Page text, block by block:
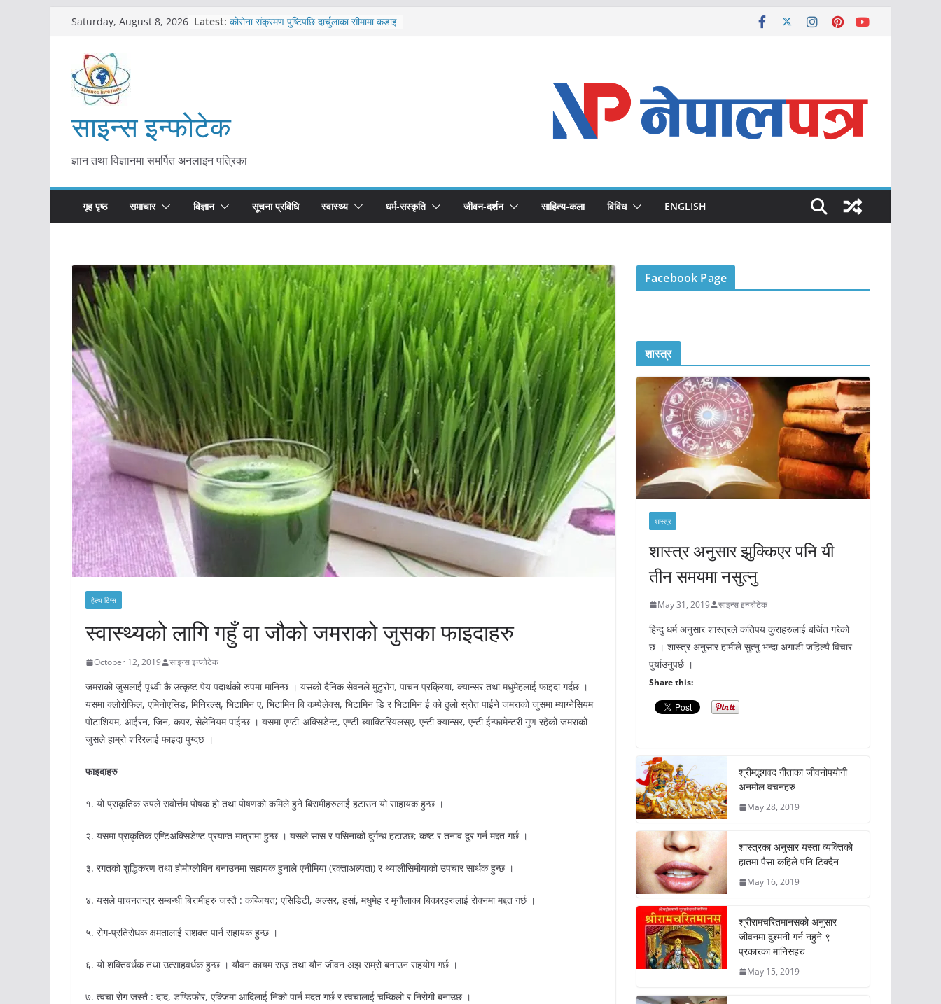
content
Saturday, August 8, 2026 Latest: कोरोना संक्रमण पुष्टिपछि दार्चुलाका सीमामा कडाइ
काभ्रेपलाञ्चोकमा आयुर्वेद स्वास्थ्योपचारतर्फ
साइन्स इन्फोटेक
ज्ञान तथा विज्ञानमा समर्पित अनलाइन पत्रिका
गृह पृष्ठ समाचार विज्ञान सूचना प्रविधि स्वास्थ्य धर्म-सस्कृति जीवन-दर्शन साहित्य-कला विविध ENGLISH
हेल्थ टिप्स
स्वास्थ्यको लागि गहुँ वा जौको जमराको जुसका फाइदाहरु
October 12, 2019 साइन्स इन्फोटेक
जमराको जुसलाई पृथ्वी कै उत्कृष्ट पेय पदार्थको रुपमा मानिन्छ । यसको दैनिक सेवनले मुटुरोग, पाचन प्रक्रिया, क्यान्सर तथा मधुमेहलाई फाइदा गर्दछ ।
यसमा क्लोरोफिल, एमिनोएसिड, मिनिरल्स्, भिटामिन ए, भिटामिन बि कम्पेलेक्स, भिटामिन डि र भिटामिन ई को ठुलो स्रोत पाईने जमराको जुसमा म्याग्नेसियम
पोटाशियम, आईरन, जिन, कपर, सेलेनियम पाईन्छ । यसमा एण्टी-अक्सिडेन्ट, एण्टी-ब्याक्टिरियलस्ए, एन्टी क्यान्सर, एन्टी ईन्फामेन्टरी गुण रहेको जमराको
जुसले हाम्रो शरिरलाई फाइदा पुग्दछ ।
फाइदाहरु
१. यो प्राकृतिक रुपले सवोर्त्तम पोषक हो तथा पोषणको कमिले हुने बिरामीहरुलाई हटाउन यो साहायक हुन्छ ।
२. यसमा प्राकृतिक एण्टिअक्सिडेण्ट प्रयाप्त मात्रामा हुन्छ । यसले सास र पसिनाको दुर्गन्ध हटाउछ; कष्ट र तनाव दुर गर्न मद्दत गर्छ ।
३. रगतको शुद्धिकरण तथा होमोग्लोबिन बनाउनमा सहायक हुनाले एनीमिया (रक्ताअल्पता) र थ्यालीसिमीयाको उपचार सार्थक हुन्छ ।
४. यसले पाचनतन्त्र सम्बन्धी बिरामीहरु जस्तै : कब्जियत; एसिडिटी, अल्सर, हर्सा, मधुमेह र मृगौलाका बिकारहरुलाई रोक्नमा मद्दत गर्छ ।
५. रोग-प्रतिरोधक क्षमतालाई सशक्त पार्न सहायक हुन्छ ।
६. यो शक्तिवर्धक तथा उत्साहवर्धक हुन्छ । यौवन कायम राख्न तथा यौन जीवन अझ राम्रो बनाउन सहयोग गर्छ ।
७. त्वचा रोग जस्तै : दाद, डण्डिफोर, एक्जिमा आदिलाई निको पार्न मदत गर्छ र त्वचालाई चम्किलो र निरोगी बनाउछ ।
Facebook Page
शास्त्र
शास्त्र
शास्त्र अनुसार झुक्किएर पनि यी
तीन समयमा नसुत्नु
May 31, 2019 साइन्स इन्फोटेक
हिन्दु धर्म अनुसार शास्त्रले कतिपय कुराहरुलाई बर्जित गरेको
छ । शास्त्र अनुसार हामीले सुत्नु भन्दा अगाडी जहिल्यै विचार
पुर्याउनुपर्छ ।
Share this:
श्रीमद्भगवद गीताका जीवनोपयोगी
अनमोल वचनहरु
May 28, 2019
शास्त्रका अनुसार यस्ता व्यक्तिको
हातमा पैसा कहिले पनि टिक्दैन
May 16, 2019
श्रीरामचरितमानसको अनुसार
जीवनमा दुश्मनी गर्न नहुने ९
प्रकारका मानिसहरु
May 15, 2019